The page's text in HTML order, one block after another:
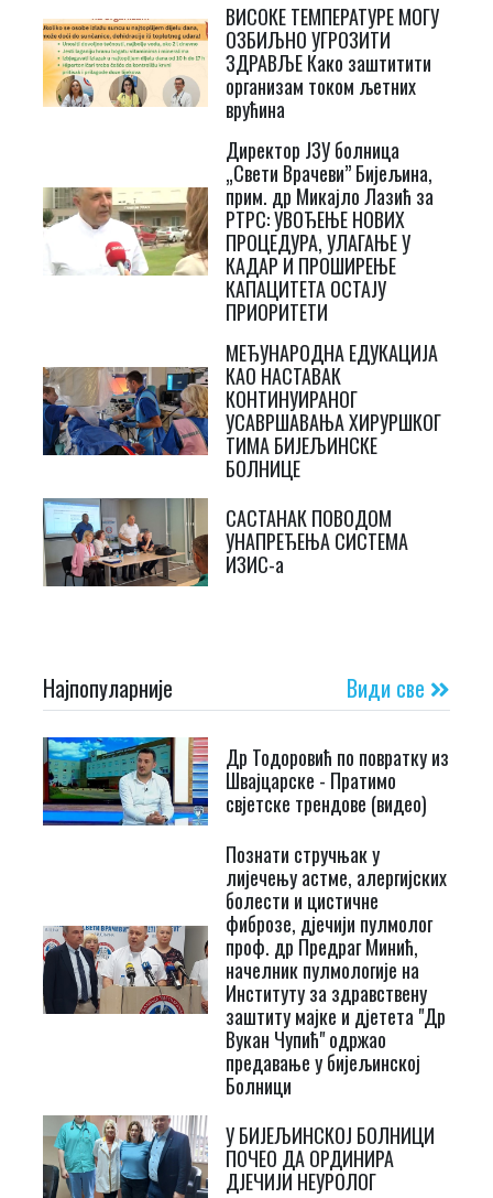
ВИСОКЕ ТЕМПЕРАТУРЕ МОГУ
ОЗБИЉНО УГРОЗИТИ
ЗДРАВЉЕ Како заштитити
организам током љетних
врућина
Директор ЈЗУ болница
„Свети Врачеви” Бијељина,
прим. др Микајло Лазић за
РТРС: УВОЂЕЊЕ НОВИХ
ПРОЦЕДУРА, УЛАГАЊЕ У
КАДАР И ПРОШИРЕЊЕ
КАПАЦИТЕТА ОСТАЈУ
ПРИОРИТЕТИ
МЕЂУНАРОДНА ЕДУКАЦИЈА
КАО НАСТАВАК
КОНТИНУИРАНОГ
УСАВРШАВАЊА ХИРУРШКОГ
ТИМА БИЈЕЉИНСКЕ
БОЛНИЦЕ
САСТАНАК ПОВОДОМ
УНАПРЕЂЕЊА СИСТЕМА
ИЗИС-а
Најпопуларније Види све
Др Тодоровић по повратку из
Швајцарске - Пратимо
свјетске трендове (видео)
Познати стручњак у
лијечењу астме, алергијских
болести и цистичне
фиброзе, дјечији пулмолог
проф. др Предраг Минић,
начелник пулмологије на
Институту за здравствену
заштиту мајке и дјетета "Др
Вукан Чупић" одржао
предавање у бијељинској
Болници
У БИЈЕЉИНСКОЈ БОЛНИЦИ
ПОЧЕО ДА ОРДИНИРА
ДЈЕЧИЈИ НЕУРОЛОГ